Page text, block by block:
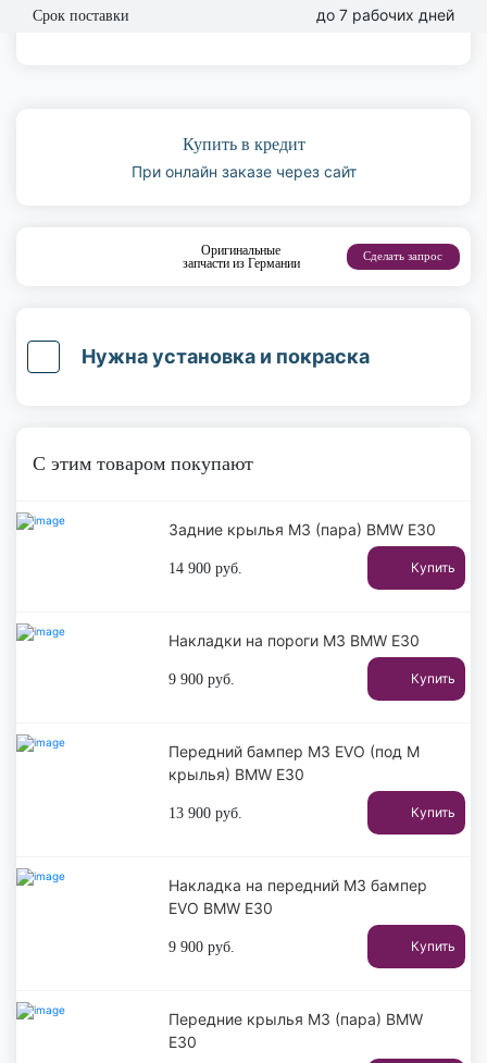
Срок поставки до 7 рабочих дней
Купить в кредит
При онлайн заказе через сайт
Оригинальные
запчасти из Германии
Сделать запрос
Нужна установка и покраска
С этим товаром покупают
Задние крылья M3 (пара) BMW E30
14 900 руб. Купить
Накладки на пороги M3 BMW E30
9 900 руб. Купить
Передний бампер M3 EVO (под M
крылья) BMW E30
13 900 руб. Купить
Накладка на передний M3 бампер
EVO BMW E30
9 900 руб. Купить
Передние крылья M3 (пара) BMW
E30